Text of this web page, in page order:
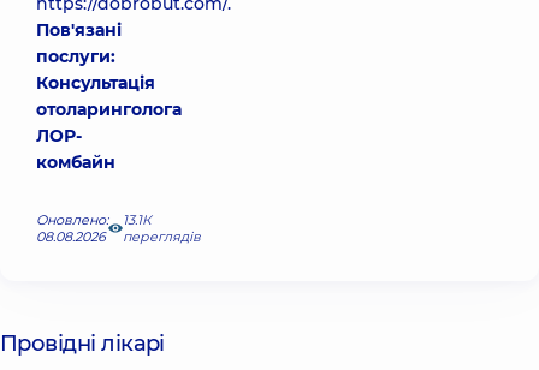
Пов'язані
послуги:
Консультація
отоларинголога
ЛОР-
комбайн
Оновлено:
08.08.2026
13.1К
переглядів
Провідні лікарі